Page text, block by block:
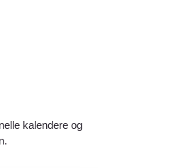
kalendere og